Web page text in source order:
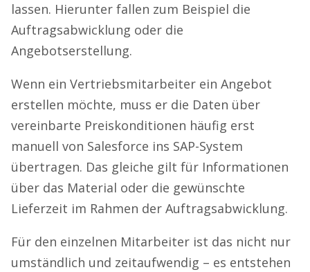
lassen. Hierunter fallen zum Beispiel die
Auftragsabwicklung oder die
Angebotserstellung.
Wenn ein Vertriebsmitarbeiter ein Angebot
erstellen möchte, muss er die Daten über
vereinbarte Preiskonditionen häufig erst
manuell von Salesforce ins SAP-System
übertragen. Das gleiche gilt für Informationen
über das Material oder die gewünschte
Lieferzeit im Rahmen der Auftragsabwicklung.
Für den einzelnen Mitarbeiter ist das nicht nur
umständlich und zeitaufwendig – es entstehen